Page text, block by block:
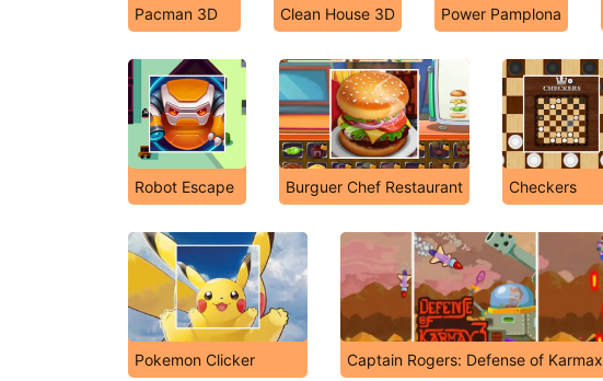
Pacman 3D Clean House 3D Power Pamplona
Robot Escape Burguer Chef Restaurant Checkers
Pokemon Clicker Captain Rogers: Defense of Karmax